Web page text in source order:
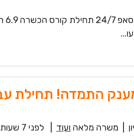
התמדה! תחילת
משרה מלאה ועוד לפני 7 שעות